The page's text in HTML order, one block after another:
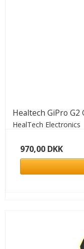
Healtech GiPro G2
HealTech Electronics
970,00 DKK